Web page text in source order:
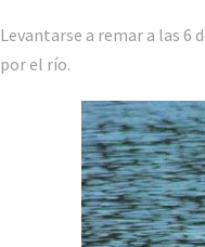
Levantarse a remar a las 6
por el río.